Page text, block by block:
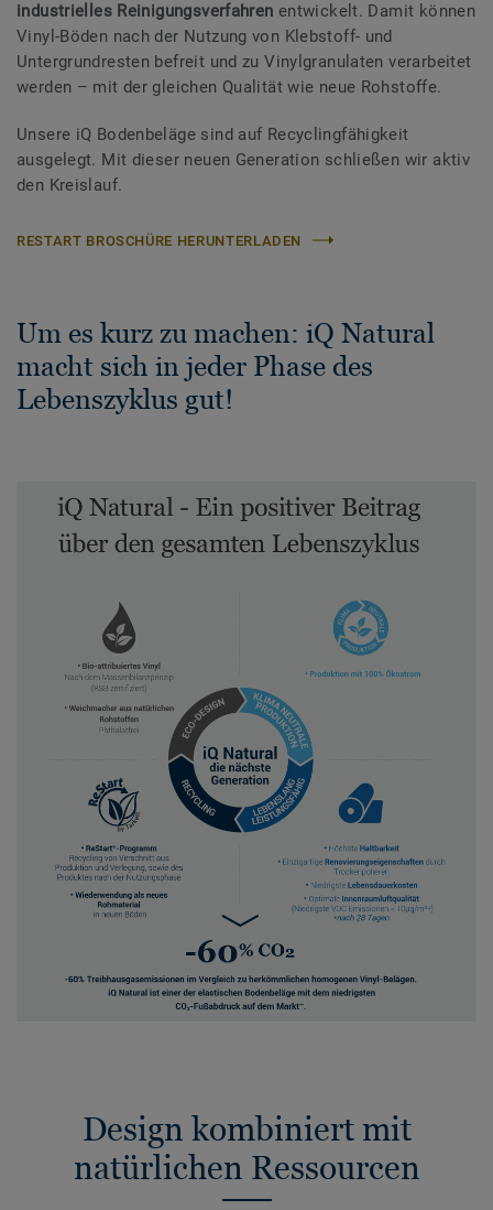
industrielles Reinigungsverfahren entwickelt. Damit können
Vinyl-Böden nach der Nutzung von Klebstoff- und
Untergrundresten befreit und zu Vinylgranulaten verarbeitet
werden – mit der gleichen Qualität wie neue Rohstoffe.
Unsere iQ Bodenbeläge sind auf Recyclingfähigkeit
ausgelegt. Mit dieser neuen Generation schließen wir aktiv
den Kreislauf.
RESTART BROSCHÜRE HERUNTERLADEN
Um es kurz zu machen: iQ Natural
macht sich in jeder Phase des
Lebenszyklus gut!
Design kombiniert mit
natürlichen Ressourcen